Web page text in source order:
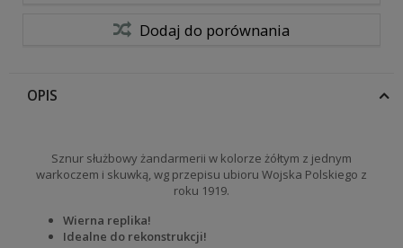
Dodaj do porównania
OPIS
Sznur służbowy żandarmerii w kolorze żółtym z jednym
warkoczem i skuwką, wg przepisu ubioru Wojska Polskiego z
roku 1919.
Wierna replika!
Idealne do rekonstrukcji!